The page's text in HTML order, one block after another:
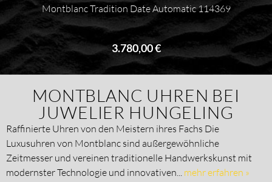
Montblanc Tradition Date Automatic 114369
3.780,00 €
MONTBLANC UHREN BEI
JUWELIER HUNGELING
Raffinierte Uhren von den Meistern ihres Fachs Die
Luxusuhren von Montblanc sind außergewöhnliche
Zeitmesser und vereinen traditionelle Handwerkskunst mit
modernster Technologie und innovativen... mehr erfahren »